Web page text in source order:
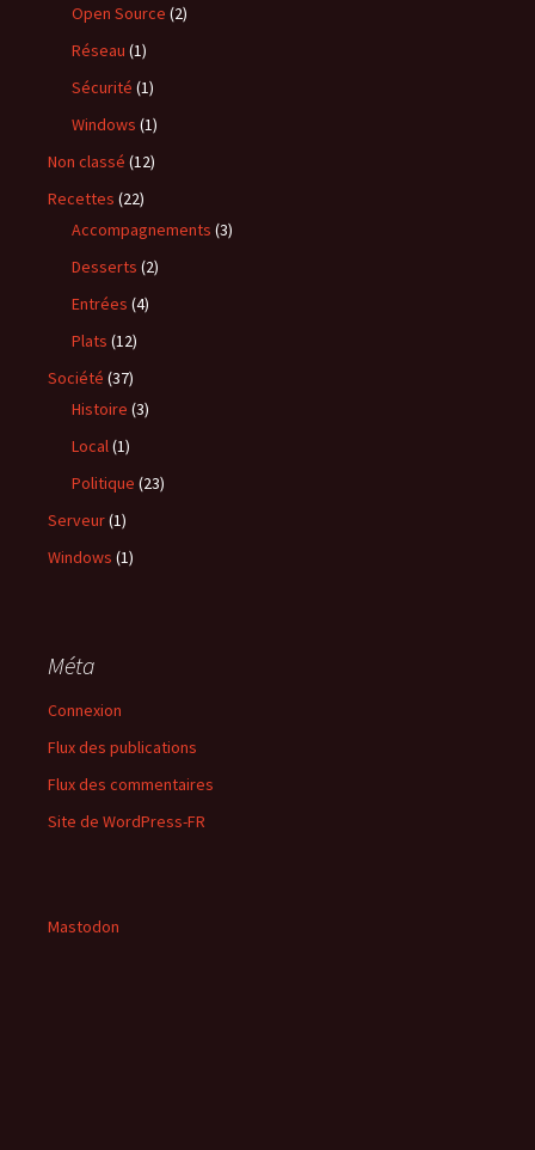
Open Source (2)
Réseau (1)
Sécurité (1)
Windows (1)
Non classé (12)
Recettes (22)
Accompagnements (3)
Desserts (2)
Entrées (4)
Plats (12)
Société (37)
Histoire (3)
Local(1)
Politique (23)
Serveur(1)
Windows (1)
Méta
Connexion
Flux des publications
Flux des commentaires
Site de WordPress-FR
Mastodon